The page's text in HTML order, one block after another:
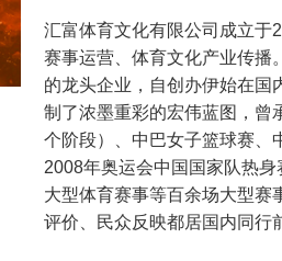
汇富体育文化有限公司成立于
赛事运营、体育文化产业传播
的龙头企业，自创办伊始在国
制了浓墨重彩的宏伟蓝图，曾
个阶段）、中巴女子篮球赛、
2008年奥运会中国国家队热
大型体育赛事等百余场大型赛
评价、民众反映都居国内同行